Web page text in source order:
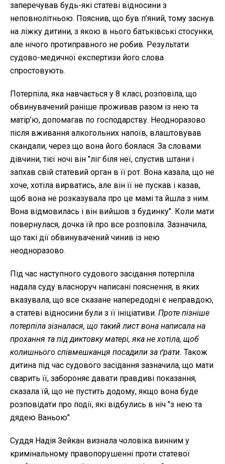
заперечував будь-які статеві відносини з
неповнолітньою. Пояснив, що був п’яний, тому заснув
на ліжку дитини, з якою в нього батьківські стосунки,
але нічого протиправного не робив. Результати
судово-медичної експертизи його слова
спростовують.
Потерпіла, яка навчається у 8 класі, розповіла, що
обвинувачений раніше проживав разом із нею та
матір’ю, допомагав по господарству. Неодноразово
після вживання алкогольних напоїв, влаштовував
скандали, через що вона його боялася. За словами
дівчини, тієї ночі він "ліг біля неї, спустив штани і
запхав свій статевий орган в її рот. Вона казала, що не
хоче, хотіла вирватись, але він її не пускав і казав,
щоб вона не розказувала про це мамі та йшла з ним.
Вона відмовилась і він вийшов з будинку". Коли мати
повернулася, дочка їй про все розповіла. Зазначила,
що такі дії обвинувачений чинив із нею
неодноразово.
Під час наступного судового засідання потерпіла
надала суду власноруч написані пояснення, в яких
вказувала, що все сказане напередодні є неправдою,
а статеві відносини були з її ініціативи. Проте пізніше
потерпіла зізналася, що такий лист вона написала на
прохання та під диктовку матері, яка не хотіла, щоб
колишнього співмешканця посадили за ґрати. Також
дитина під час судового засідання зазначила, що мати
сварить її, забороняє давати правдиві показання,
сказала їй, що не пустить додому, якщо вона буде
розповідати про події, які відбулись в ніч "з нею та
дядею Ваньою".
Суддя Надія Зейкан визнала чоловіка винним у
кримінальному правопорушенні проти статевої